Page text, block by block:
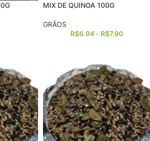
MIX DE QUINOA 100G
GRÃOS
R$6.94- R$7.90